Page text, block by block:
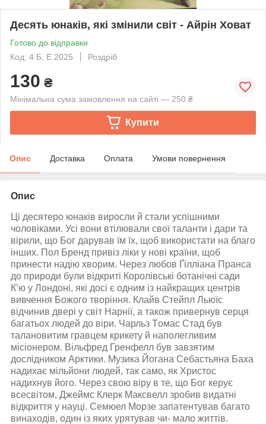
Десять юнаків, які змінили світ - Айрін Ховат
Готово до відправки
Код: 4 Б, Е 2025
Роздріб
130 ₴
Мінімальна сума замовлення на сайті — 250 ₴
Купити
Опис Доставка Оплата Умови повернення
Опис
Ці десятеро юнаків виросли й стали успішними
чоловіками. Усі вони втілювали свої таланти і дари та
вірили, що Бог дарував їм їх, щоб використати на благо
інших. Пол Бренд привіз ліки у нові країни, щоб
принести надію хворим. Через любов Ґілліана Пранса
до природи були відкриті Королівські ботанічні сади
К’ю у Лондоні, які досі є одним із найкращих центрів
вивчення Божого творіння. Клайв Стейпл Льюїс
відчинив двері у світ Нарнії, а також привернув серця
багатьох людей до віри. Чарльз Tомас Стад був
талановитим гравцем крикету й наполегливим
місіонером. Вільфред Гренфелл був завзятим
дослідником Арктики. Музика Йогана Себастьяна Баха
надихає мільйони людей, так само, як Христос
надихнув його. Через свою віру в те, що Бог керує
всесвітом, Джеймс Клерк Максвелл зробив видатні
відкриття у науці. Семюел Морзе запатентував багато
винаходів, один із яких урятував чи- мало життів.